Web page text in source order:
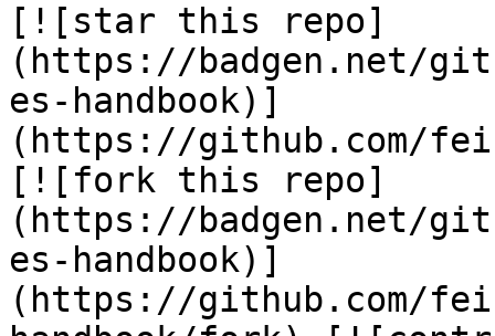
[![star this repo]
(https://badgen.net/
es-handbook)]
(https://github.com/
[![fork this repo]
(https://badgen.net/
es-handbook)]
(https://github.com/